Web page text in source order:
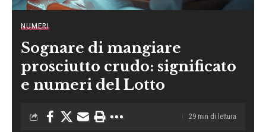
NUMERI
Sognare di mangiare
prosciutto crudo: significato
e numeri del Lotto
29 min di lettura